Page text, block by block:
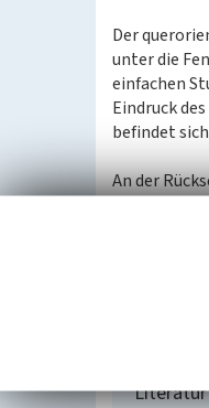
Der
unter die
einfachen
Eindruck
befindet
An der
Das
(Miriam
Literatur